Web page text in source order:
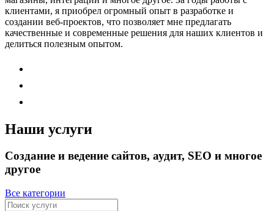
клиентами, я приобрел огромный опыт в разработке и
создании веб-проектов, что позволяет мне предлагать
качественные и современные решения для наших клиентов и
делиться полезным опытом.
Наши услуги
Создание и ведение сайтов, аудит, SEO и многое
другое
Все категории